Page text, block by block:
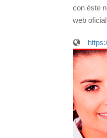
con éste
web